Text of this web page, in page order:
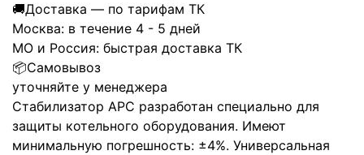
🚚Доставка — по тарифам ТК
Москва: в течение 4 - 5 дней
МО и Россия: быстрая доставка ТК
📦Самовывоз
уточняйте у менеджера
Стабилизатор АРС разработан специально для
защиты котельного оборудования. Имеют
минимальную погрешность: ±4%. Универсальная